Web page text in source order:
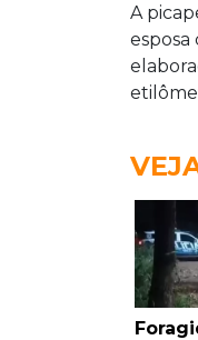
A